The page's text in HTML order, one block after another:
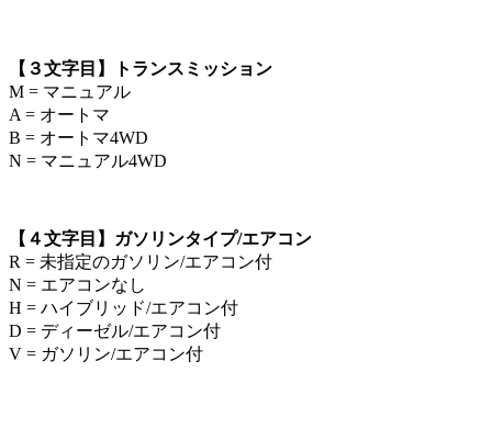
【３文字目】トランスミッション
M = マニュアル
A = オートマ
B = オートマ4WD
N = マニュアル4WD
【４文字目】ガソリンタイプ/エアコン
R = 未指定のガソリン/エアコン付
N = エアコンなし
H = ハイブリッド/エアコン付
D = ディーゼル/エアコン付
V = ガソリン/エアコン付